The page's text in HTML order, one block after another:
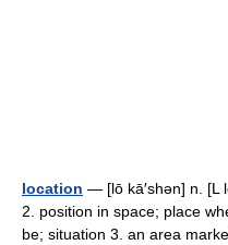
location — [lō kā′shən] n. [L
2. position in space; place
be; situation 3. an area